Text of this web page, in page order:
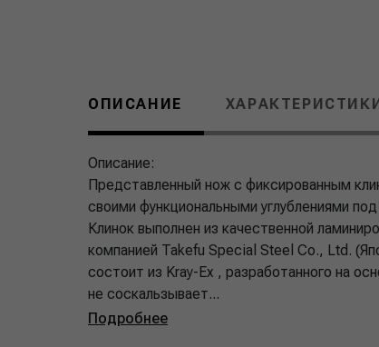
ОПИСАНИЕ ХАРАКТЕРИСТИКИ
Описание:
Представленный нож с фиксированным
своими функциональными углублениями
Клинок выполнен из качественной
компанией Takefu Special Steel Co., Ltd.
состоит из Kray-Ex , разработанного на
не соскальзывает...
Подробнее